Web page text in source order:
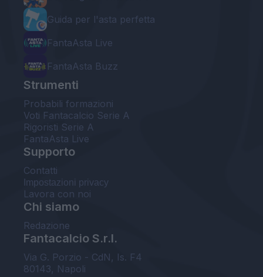
Guida per l'asta perfetta
FantaAsta Live
FantaAsta Buzz
Strumenti
Probabili formazioni
Voti Fantacalcio Serie A
Rigoristi Serie A
FantaAsta Live
Supporto
Contatti
Impostazioni privacy
Lavora con noi
Chi siamo
Redazione
Fantacalcio S.r.l.
Via G. Porzio - CdN, Is. F4
80143, Napoli